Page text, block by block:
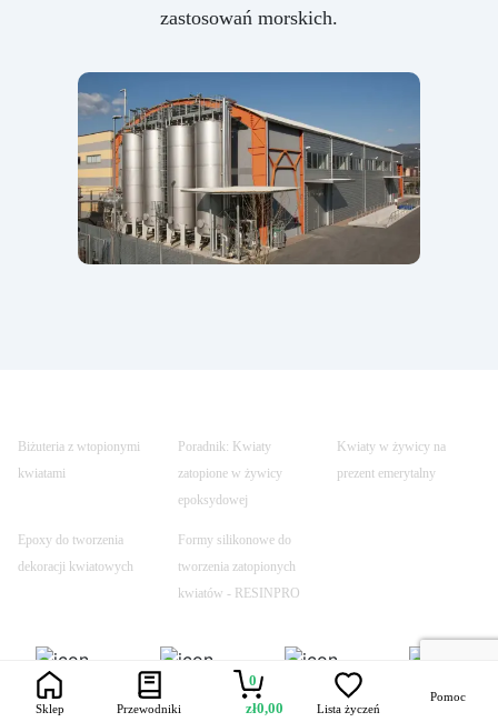
zastosowań morskich.
Biżuteria z wtopionymi
kwiatami
Poradnik: Kwiaty
zatopione w żywicy
epoksydowej
Kwiaty w żywicy na
prezent emerytalny
Epoxy do tworzenia
dekoracji kwiatowych
Formy silikonowe do
tworzenia zatopionych
kwiatów - RESINPRO
Trustpilot Szybka dostawa
Bezpieczne
bezpiecznym
Sklep Przewodniki
0
zł0,00 Lista życzeń
Pomoc